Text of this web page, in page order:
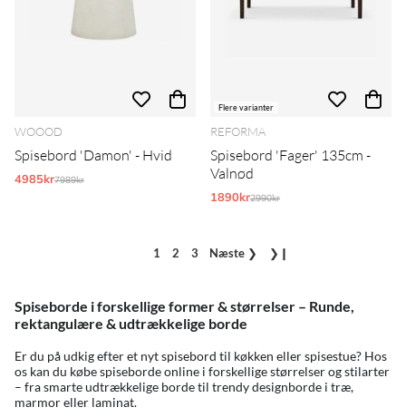
WOOOD
Spisebord 'Damon' - Hvid
4985krNormalpris:
7989kr
Flere varianter
REFORMA
Spisebord 'Fager' 135cm -
Valnød
1890krNormalpris:
2990kr
1 2 3 Næste ❯ ❯❙
Spiseborde i forskellige former & størrelser – Runde,
rektangulære & udtrækkelige borde
Er du på udkig efter et nyt spisebord til køkken eller spisestue? Hos
os kan du købe spiseborde online i forskellige størrelser og stilarter
– fra smarte udtrækkelige borde til trendy designborde i træ,
marmor eller laminat.